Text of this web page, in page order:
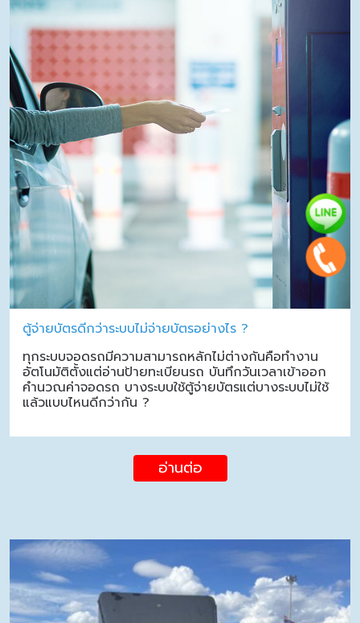
ตู้จ่ายบัตรดีกว่าระบบไม่จ่ายบัตรอย่างไร ?
ทุกระบบจอดรถมีความสามารถหลักไม่ต่างกันคือทำงาน
อัตโนมัติตั้งแต่อ่านป้ายทะเบียนรถ บันทึกวันเวลาเข้าออก
คำนวณค่าจอดรถ บางระบบใช้ตู้จ่ายบัตรแต่บางระบบไม่ใช้
แล้วแบบไหนดีกว่ากัน ?
อ่านต่อ